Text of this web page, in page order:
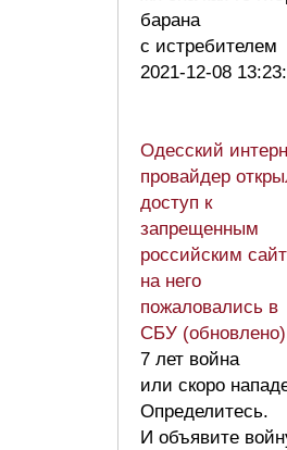
барана
с истребителем
2021-12-08
Одесский
провайдер
доступ к
запрещенным
российским
на него
пожаловались в
СБУ (обновлено)
7 лет война
или скоро
Определитесь.
И объявите